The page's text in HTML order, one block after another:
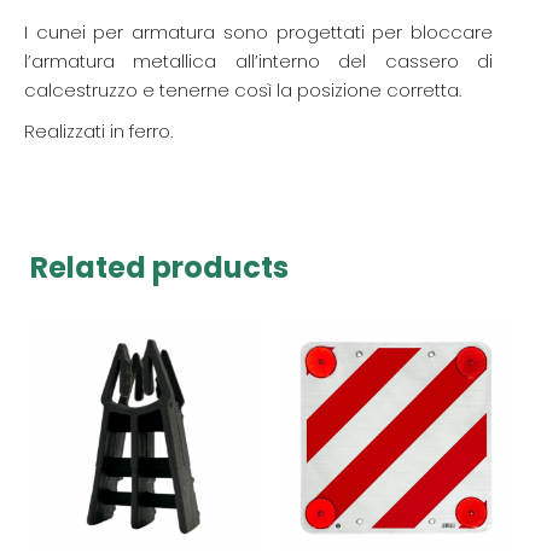
I cunei per armatura sono progettati per bloccare
l’armatura metallica all’interno del cassero di
calcestruzzo e tenerne così la posizione corretta.
Realizzati in ferro.
Related products